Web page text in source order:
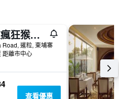
暹粒瘋狂猴子旅館
Road, 暹粒, 柬埔寨
距離市中心
查看優惠